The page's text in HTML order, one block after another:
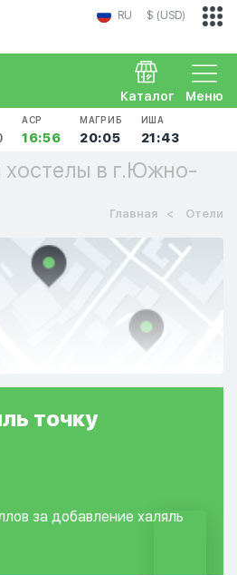
RU $ (USD)
Меню
Каталог
АСР
16:56
МАГРИБ
20:05
ИША
21:43
хостелы в г.Южно-
Главная Отели
точку
за добавление халяль